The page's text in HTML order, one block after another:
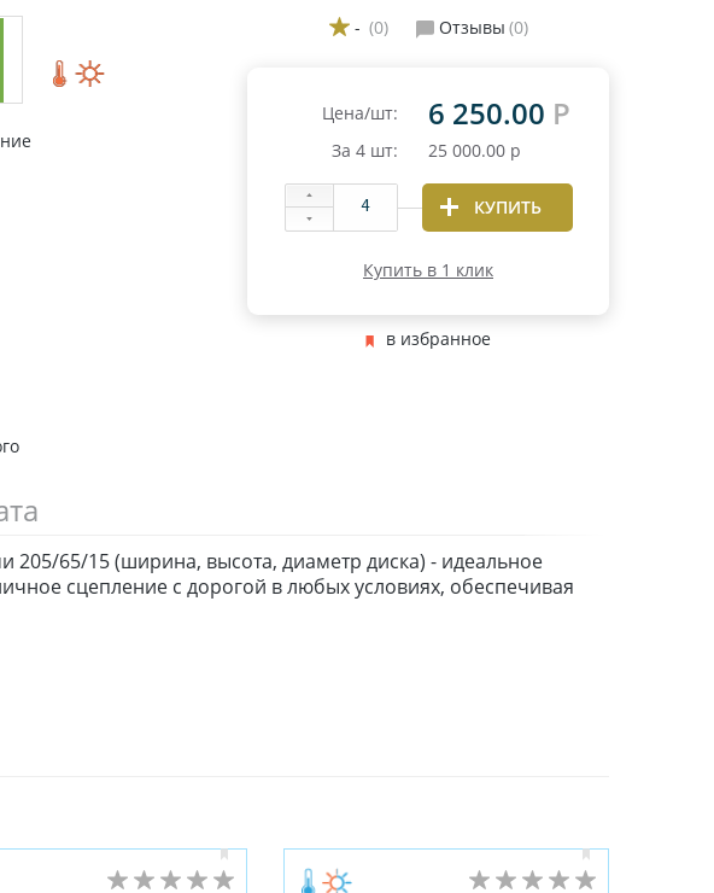
- (0) Отзывы (0)
Цена/шт: 6 250.00 Р
За 4 шт: 25 000.00 р
КУПИТЬ
Купить в 1 клик
в избранное
205/65/15 (ширина, высота, диаметр диска) - идеальное
сцепление с дорогой в любых условиях, обеспечивая